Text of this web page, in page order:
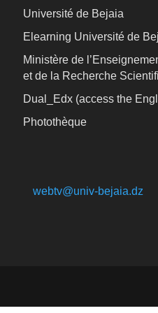
Université de Bejaia
Elearning Université de
Ministère de
et de la Recherche
Dual_Edx (access the
Photothèque
webtv@univ-bejaia.dz